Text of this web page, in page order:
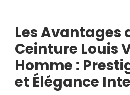
Les Avantages
Ceinture Louis
Homme :
et Élégance